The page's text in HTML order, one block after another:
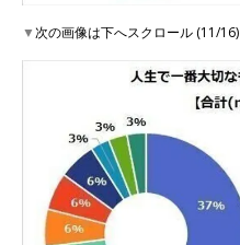
▼次の画像は下へスクロール (11/16)